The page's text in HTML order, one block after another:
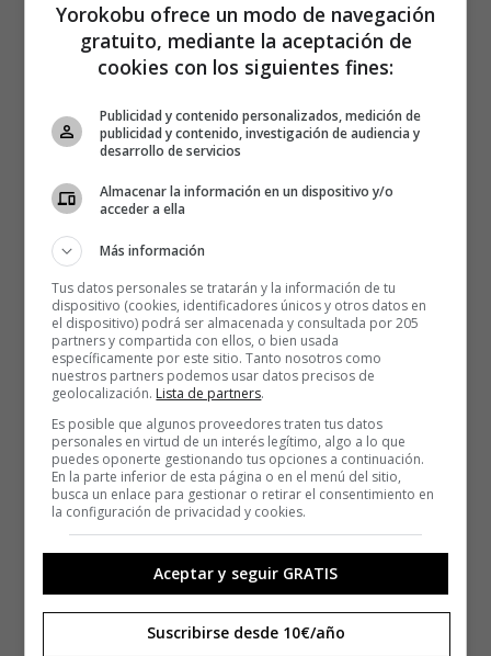
Yorokobu ofrece un modo de navegación
gratuito, mediante la aceptación de
cookies con los siguientes fines:
Publicidad y contenido personalizados, medición de
publicidad y contenido, investigación de audiencia y
desarrollo de servicios
Almacenar la información en un dispositivo y/o
acceder a ella
Más información
Tus datos personales se tratarán y la información de tu
dispositivo (cookies, identificadores únicos y otros datos en
el dispositivo) podrá ser almacenada y consultada por 205
partners y compartida con ellos, o bien usada
específicamente por este sitio. Tanto nosotros como
nuestros partners podemos usar datos precisos de
geolocalización. Lista de partners.
Es posible que algunos proveedores traten tus datos
personales en virtud de un interés legítimo, algo a lo que
puedes oponerte gestionando tus opciones a continuación.
En la parte inferior de esta página o en el menú del sitio,
busca un enlace para gestionar o retirar el consentimiento en
la configuración de privacidad y cookies.
Aceptar y seguir GRATIS
Suscribirse desde 10€/año